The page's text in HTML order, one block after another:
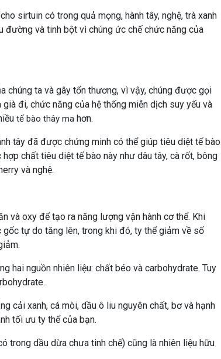
sirtuin có trong quả mọng, hành tây, nghệ, trà xanh
đường và tinh bột vì chúng ức chế chức năng của
chúng ta và gây tổn thương, vì vậy, chúng được gọi
đi, chức năng của hệ thống miễn dịch suy yếu và
tế bào thây ma hơn.
tây đã được chứng minh có thể giúp tiêu diệt tế bào
chất tiêu diệt tế bào này như dâu tây, cà rốt, bông
và nghệ.
và oxy để tạo ra năng lượng vận hành cơ thể. Khi
tự do tăng lên, trong khi đó, ty thể giảm về số
hai nguồn nhiên liệu: chất béo và carbohydrate. Tuy
cải xanh, cá mòi, dầu ô liu nguyên chất, bơ và hạnh
tối ưu ty thể của bạn.
trong dầu dừa chưa tinh chế) cũng là nhiên liệu hữu